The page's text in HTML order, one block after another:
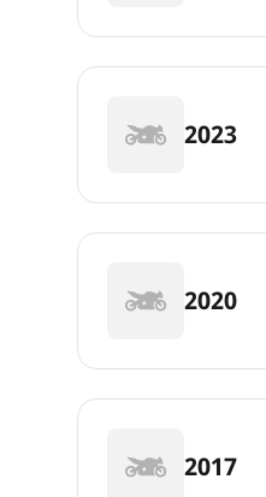
2023
2020
2017